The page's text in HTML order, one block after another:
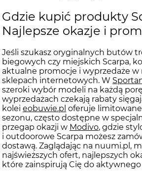
Gdzie kupić produkty
Najlepsze okazje i
Jeśli szukasz oryginalnych butów
biegowych czy miejskich Scarpa,
aktualne promocje i wyprzedaże w
sklepach internetowych. W
szeroki wybór modeli na każdą
wyprzedażach czekają rabaty
kolei eobuwie.pl oferuje
sezonu, często dostępne w
przegap okazji w Modivo, gdzie
i outdoorowe Scarpa możesz
dostawą. Zaglądając na nuumi.pl,
najświeższych ofert, najlepszych
które zainspirują Cię do aktywnego